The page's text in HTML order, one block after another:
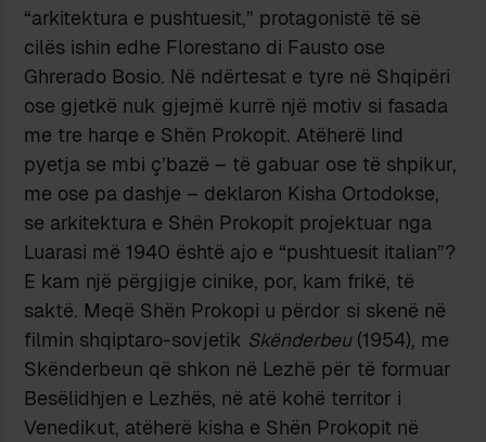
“arkitektura e pushtuesit,” protagonistë të së
cilës ishin edhe Florestano di Fausto ose
Ghrerado Bosio. Në ndërtesat e tyre në Shqipëri
ose gjetkë nuk gjejmë kurrë një motiv si fasada
me tre harqe e Shën Prokopit. Atëherë lind
pyetja se mbi ç’bazë – të gabuar ose të shpikur,
me ose pa dashje – deklaron Kisha Ortodokse,
se arkitektura e Shën Prokopit projektuar nga
Luarasi më 1940 është ajo e “pushtuesit italian”?
E kam një përgjigje cinike, por, kam frikë, të
saktë. Meqë Shën Prokopi u përdor si skenë në
filmin shqiptaro-sovjetik Skënderbeu(1954), me
Skënderbeun që shkon në Lezhë për të formuar
Besëlidhjen e Lezhës, në atë kohë territor i
Venedikut, atëherë kisha e Shën Prokopit në